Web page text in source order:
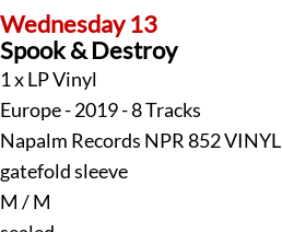
Wednesday 13
Spook & Destroy
1 x LP Vinyl
Europe - 2019 - 8 Tracks
Napalm Records NPR 852 VINYL
gatefold sleeve
M / M